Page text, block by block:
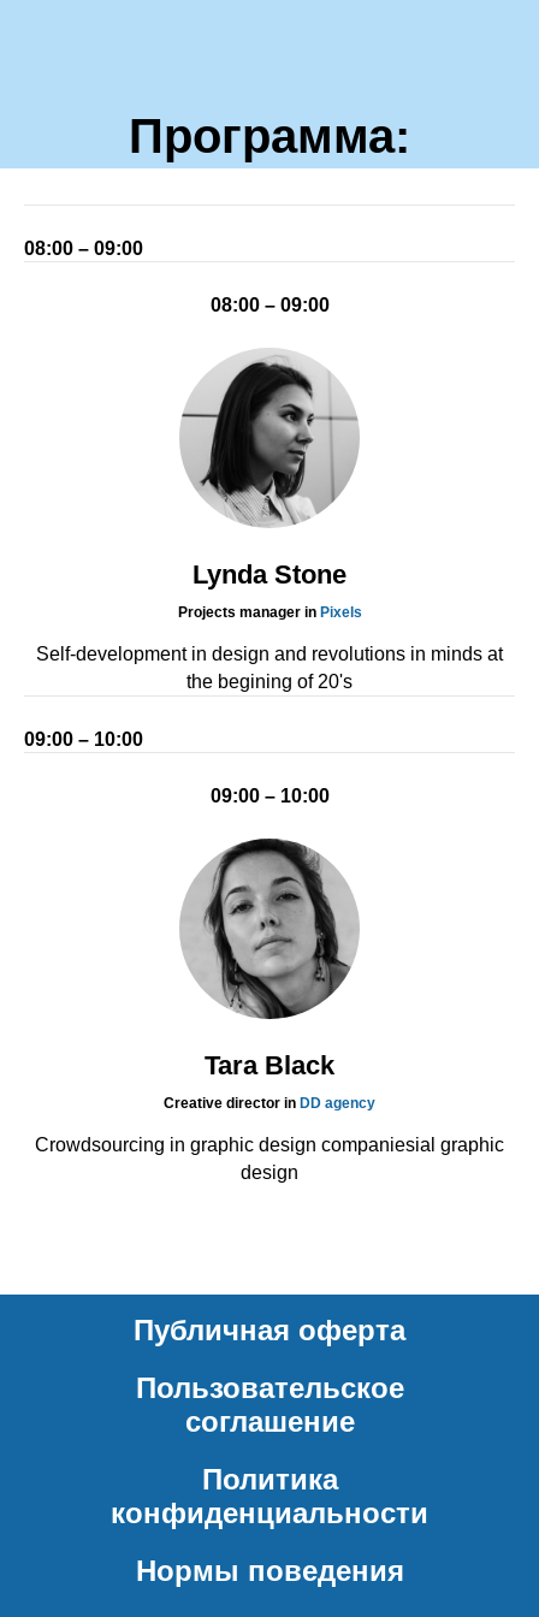
Программа:
25-26 февраля,
онлайн
08:00 – 09:00
08:00 – 09:00
Lynda Stone
Projects manager in Pixels
Self-development in design and revolutions in minds at
the begining of 20's
09:00 – 10:00
09:00 – 10:00
Tara Black
Creative director in DD agency
Crowdsourcing in graphic design companiesial graphic
design
Публичная оферта
Пользовательское
соглашение
Политика
конфиденциальности
Нормы поведения